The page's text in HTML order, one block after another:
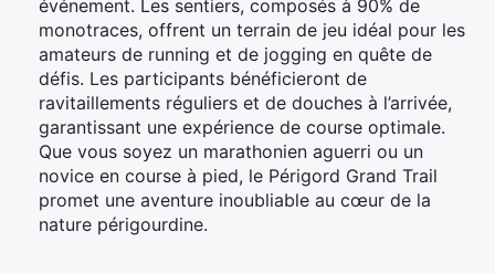
événement. Les sentiers, composés à 90% de
monotraces, offrent un terrain de jeu idéal pour les
amateurs de running et de jogging en quête de
défis. Les participants bénéficieront de
ravitaillements réguliers et de douches à l’arrivée,
garantissant une expérience de course optimale.
Que vous soyez un marathonien aguerri ou un
novice en course à pied, le Périgord Grand Trail
promet une aventure inoubliable au cœur de la
nature périgourdine.